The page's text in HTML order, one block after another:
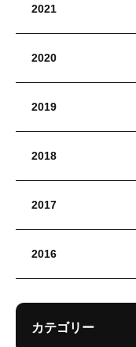
2021
2020
2019
2018
2017
2016
カテゴリー